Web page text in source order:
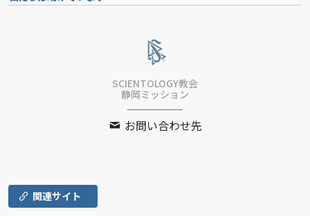
SCIENTOLOGY教会
静岡ミッション
お問い合わせ先
関連サイト